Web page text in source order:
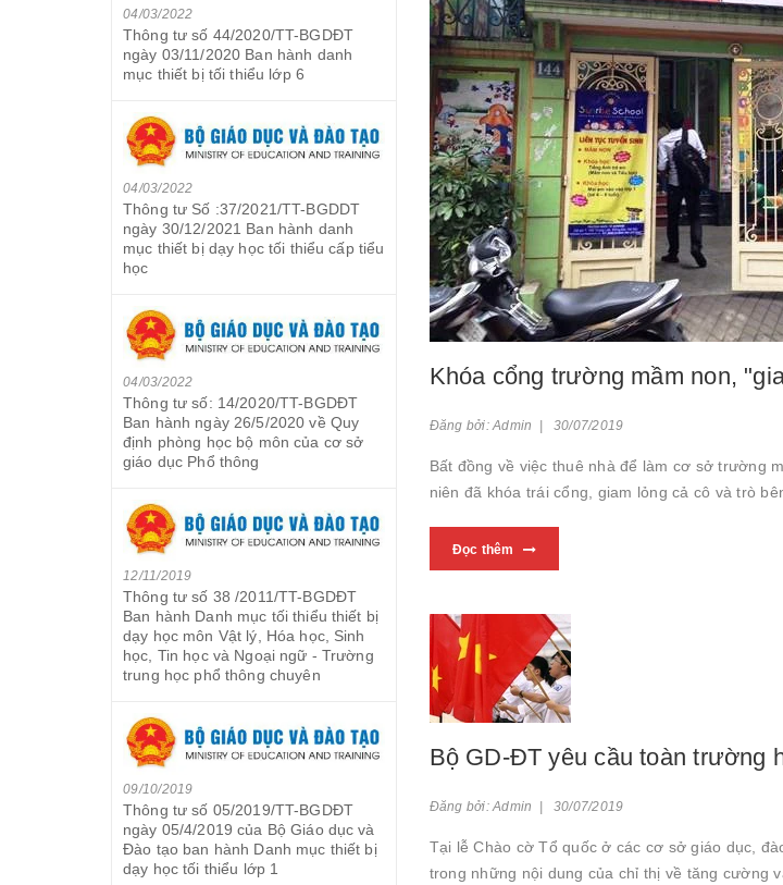
Khóa cổng trường mầm non,
Đăng bởi: Admin | 30/07/2019
Bất đồng về việc thuê nhà để làm cơ sở trường
niên đã khóa trái cổng, giam lỏng cả cô và trò
Đọc thêm
Bộ GD-ĐT yêu cầu toàn trường
Đăng bởi: Admin | 30/07/2019
Tại lễ Chào cờ Tổ quốc ở các cơ sở giáo dục,
trong những nội dung của chỉ thị về tăng cường
04/03/2022
Thông tư số 44/2020/TT-BGDĐT
ngày 03/11/2020 Ban hành danh
mục thiết bị tối thiểu lớp 6
04/03/2022
Thông tư Số :37/2021/TT-BGDDT
ngày 30/12/2021 Ban hành danh
mục thiết bị dạy học tối thiểu cấp tiểu
học
04/03/2022
Thông tư số: 14/2020/TT-BGDĐT
Ban hành ngày 26/5/2020 về Quy
định phòng học bộ môn của cơ sở
giáo dục Phổ thông
12/11/2019
Thông tư số 38 /2011/TT-BGDĐT
Ban hành Danh mục tối thiểu thiết bị
dạy học môn Vật lý, Hóa học, Sinh
học, Tin học và Ngoại ngữ - Trường
trung học phổ thông chuyên
09/10/2019
Thông tư số 05/2019/TT-BGDĐT
ngày 05/4/2019 của Bộ Giáo dục và
Đào tạo ban hành Danh mục thiết bị
dạy học tối thiểu lớp 1